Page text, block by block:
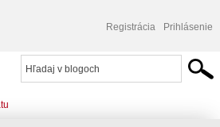
Registrácia Prihlásenie